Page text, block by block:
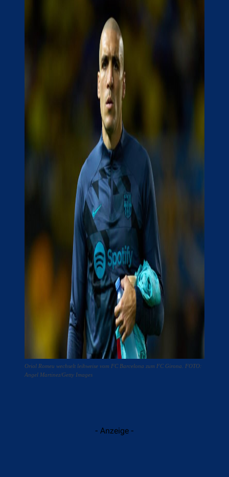
Oriol Romeu wechselt leihweise vom FC Barcelona zum FC Girona. FOTO:
Angel Martinez/Getty Images
- Anzeige -